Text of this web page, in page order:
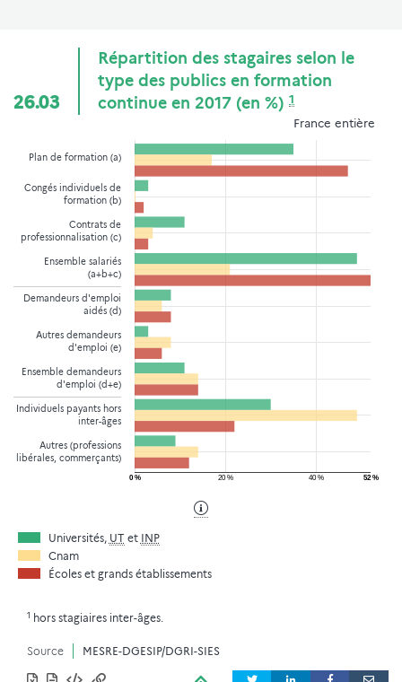
26.03
Répartition des stagaires selon le
type des publics en formation
continue en 2017 (en %) 1
France entière
20 % 40 %
0 % 52 %
Plan de formation (a)
Congés individuels de
formation (b)
Contrats de
professionnalisation (c)
Ensemble salariés
(a+b+c)
Demandeurs d'emploi
aidés (d)
Autres demandeurs
d'emploi (e)
Ensemble demandeurs
d'emploi (d+e)
Individuels payants hors
inter-âges
Autres (professions
libérales, commerçants)
Universités, UT et INP
Cnam
Écoles et grands établissements
1 hors stagiaires inter-âges.
Source MESRE-DGESIP/DGRI-SIES